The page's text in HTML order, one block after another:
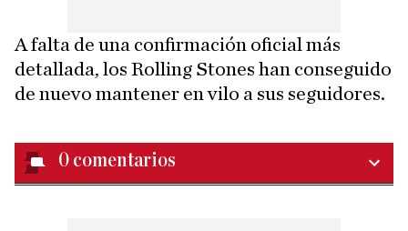
A falta de una confirmación oficial más
detallada, los Rolling Stones han conseguido
de nuevo mantener en vilo a sus seguidores.
0 comentarios